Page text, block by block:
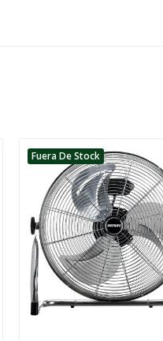
Fuera De Stock